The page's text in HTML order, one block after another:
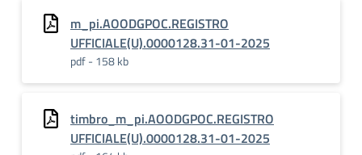
m_pi.AOODGPOC.REGISTRO
UFFICIALE(U).0000128.31-01-2025
pdf - 158 kb
timbro_m_pi.AOODGPOC.REGISTRO
UFFICIALE(U).0000128.31-01-2025